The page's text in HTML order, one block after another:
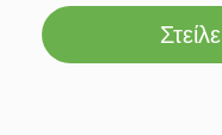
Στείλε